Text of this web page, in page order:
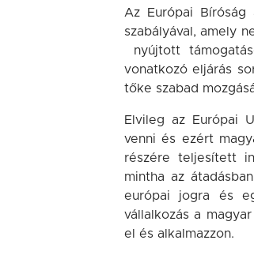
Az Európai
szabályával, amely
nyújtott
vonatkozó eljárás
tőke szabad
Elvileg az Európai
venni és ezért
részére teljesített
mintha az
európai jogra és
vállalkozás a
el és alkalmazzon.